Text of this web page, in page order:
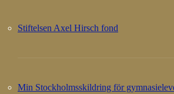
Stiftelsen Axel Hirsch fond
Min Stockholmsskildring för